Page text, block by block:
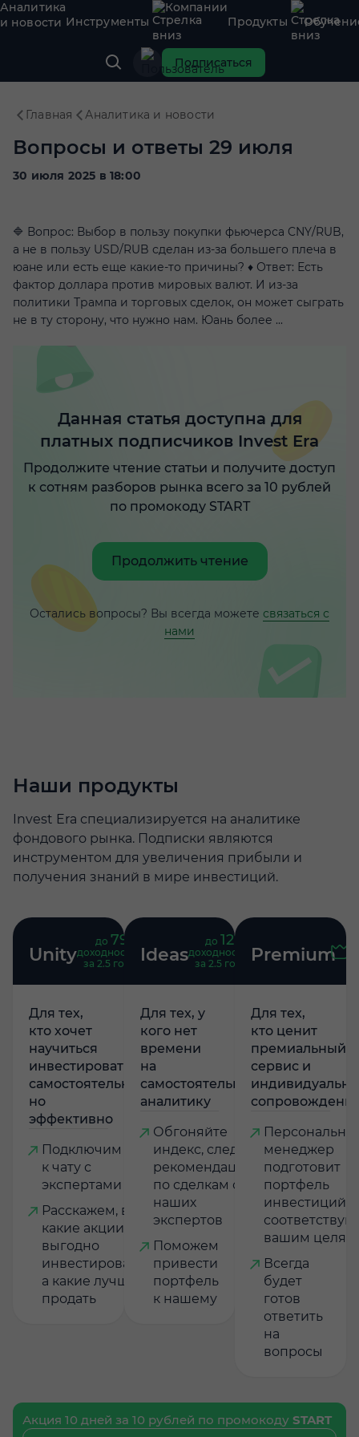
Аналитика
и новости Инструменты
Компании
Продукты
Подписаться
Главная Аналитика и новости
Вопросы и ответы 29 июля
30 июля 2025 в 18:00
🔷 Вопрос: Выбор в пользу покупки фьючерса CNY/RUB,
а не в пользу USD/RUB сделан из-за большего плеча в
юане или есть еще какие-то причины? ♦️ Ответ: Есть
фактор доллара против мировых валют. И из-за
политики Трампа и торговых сделок, он может сыграть
не в ту сторону, что нужно нам. Юань более ...
Данная статья доступна для
платных подписчиков Invest Era
Продолжите чтение статьи и получите доступ
к сотням разборов рынка всего за 10 рублей
по промокоду START
Продолжить чтение
Остались вопросы? Вы всегда можете связаться с
нами
Наши продукты
Invest Era специализируется на аналитике
фондового рынка. Подписки являются
инструментом для увеличения прибыли и
получения знаний в мире инвестиций.
Unity
до 79
доходность
за 2.5 года
Для тех,
кто хочет
научиться
инвестировать
самостоятельно,
но
эффективно
Подключим
к чату с
экспертами
Расскажем, в
какие акции
выгодно
инвестировать,
а какие лучше
продать
Ideas
до 121
доходность
за 2.5 года
Для тех, у
кого нет
времени
на
самостоятельную
аналитику
Обгоняйте
индекс, следуя
рекомендациям
по сделкам от
наших
экспертов
Поможем
привести
портфель
к нашему
Premium
Для тех,
кто ценит
премиальный
сервис и
менеджер
подготовит
портфель
инвестиций,
вашим целям
Всегда
будет
готов
ответить
на
вопросы
Акция 10 дней за 10 рублей по промокоду START